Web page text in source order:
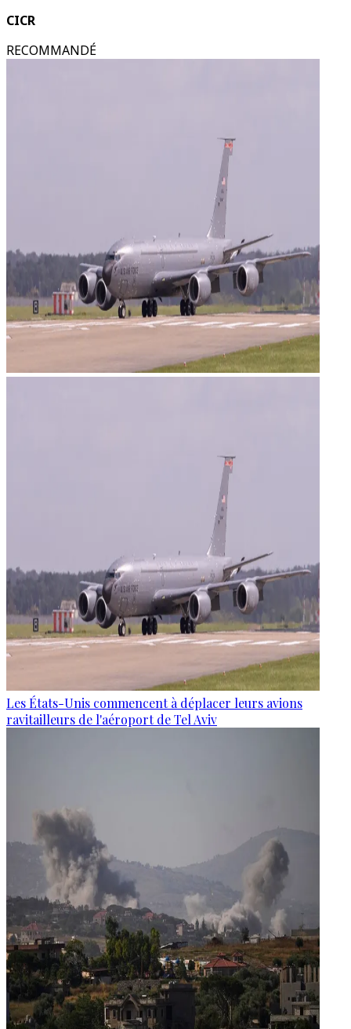
CICR
RECOMMANDÉ
Les États-Unis commencent à déplacer leurs avions
ravitailleurs de l'aéroport de Tel Aviv